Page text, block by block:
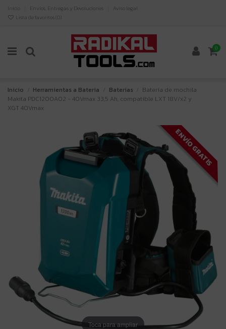
Inicio Envíos, Entregas y Devoluciones
Aviso legal
Lista de favoritos ( 0)
0
Inicio Herramientas a Bateria Baterias
Batería de mochila
Makita PDC1200A02 - 40Vmax 33,5 Ah, compatible LXT 18V/x2 y
XGT 40Vmax
ENVÍO GRATIS
Toca para ampliar